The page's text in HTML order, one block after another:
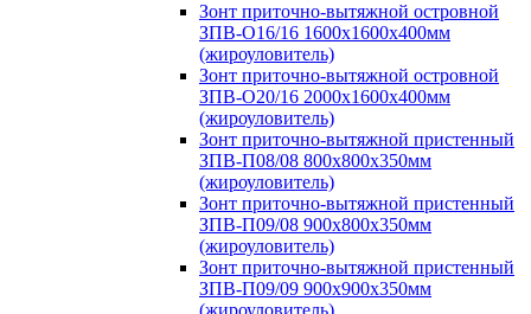
Зонт приточно-вытяжной островной
ЗПВ-О16/16 1600х1600х400мм
(жироуловитель)
Зонт приточно-вытяжной островной
ЗПВ-О20/16 2000х1600х400мм
(жироуловитель)
Зонт приточно-вытяжной пристенный
ЗПВ-П08/08 800х800х350мм
(жироуловитель)
Зонт приточно-вытяжной пристенный
ЗПВ-П09/08 900х800х350мм
(жироуловитель)
Зонт приточно-вытяжной пристенный
ЗПВ-П09/09 900х900х350мм
(жироуловитель)